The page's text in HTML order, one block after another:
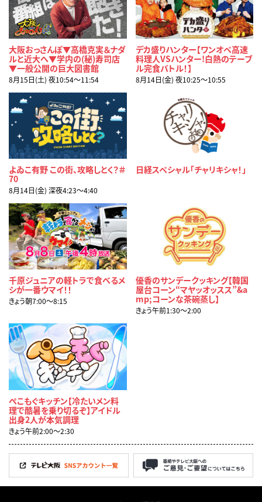
大阪おっさんぽ▼高橋克実＆ナダ
ルと近大へ▼学内の(秘)寿司店
▼一般公開の巨大図書館
8月15日(土) 夜10:54〜11:54
デカ盛りハンター【ワンオペ高速
料理人VSハンター!白熱のテーブ
ル完食バトル！】
8月14日(金) 夜10:25〜10:55
よゐこ有野 この街、攻略しとく？＃
70
8月14日(金) 深夜4:23〜4:40
日経スペシャル「チャリキシャ！」
千原ジュニアの軽トラで食べるメ
シが一番ウマイ！！
きょう朝7:00〜8:15
優香のサンデークッキング【韓国
屋台コーン“マヤッオッスス”&a
mp;コーンな茶碗蒸し】
きょう午前1:30〜2:00
ぺこもぐキッチン【冷たいメン料
理で酷暑を乗り切るぞ】アイドル
出身2人が本気調理
きょう午前2:00〜2:30